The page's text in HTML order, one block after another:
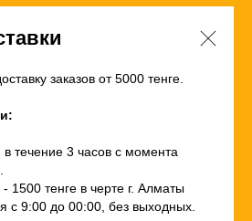
заказов от 5000 тенге.
в течение 3 часов с момента
1500 тенге в черте г. Алматы
с 9:00 до 00:00, без выходных.